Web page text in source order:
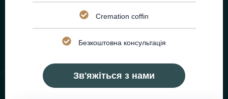
Cremation coffin
Безкоштовна консультація
Зв'яжіться з нами